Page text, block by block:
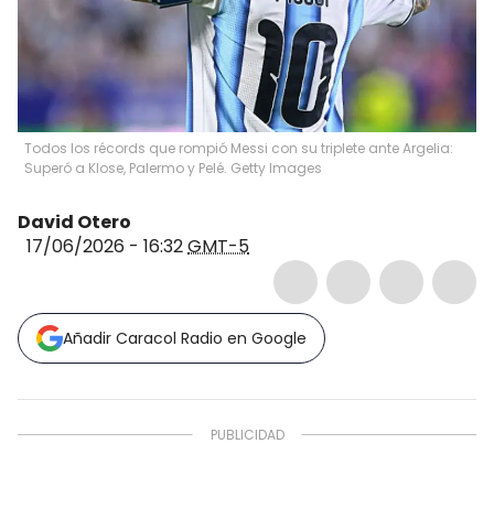
Todos los récords que rompió Messi con su triplete ante Argelia:
Superó a Klose, Palermo y Pelé. Getty Images
David Otero
17/06/2026 - 16:32GMT-5
Añadir Caracol Radio en Google